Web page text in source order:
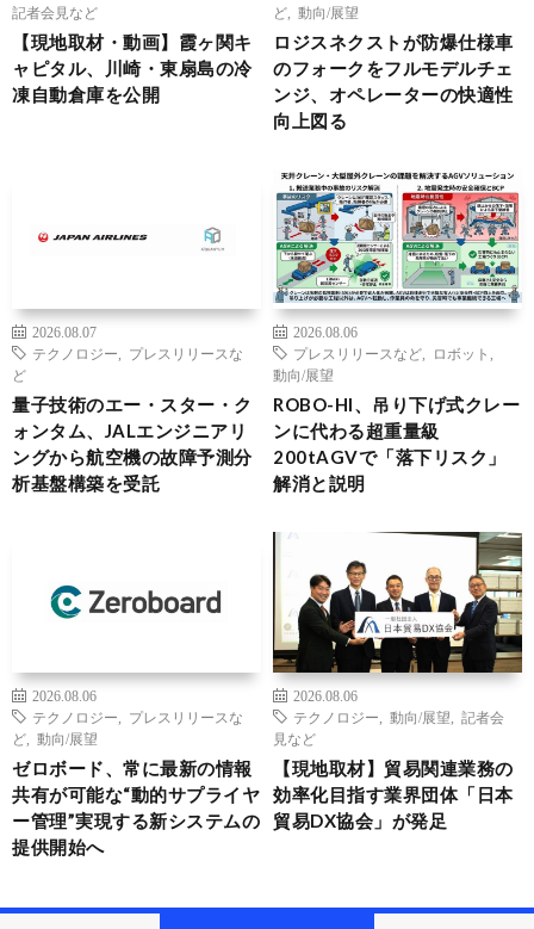
記者会見など
【現地取材・動画】霞ヶ関キ
ャピタル、川崎・東扇島の冷
凍自動倉庫を公開
ど
動向/展望
ロジスネクストが防爆仕様車
のフォークをフルモデルチェ
ンジ、オペレーターの快適性
向上図る
2026.08.07
テクノロジー
プレスリリースな
ど
量子技術のエー・スター・ク
ォンタム、JALエンジニアリ
ングから航空機の故障予測分
析基盤構築を受託
2026.08.06
プレスリリースなど
ロボット
動向/展望
ROBO-HI、吊り下げ式クレー
ンに代わる超重量級
200tAGVで「落下リスク」
解消と説明
2026.08.06
テクノロジー
プレスリリースな
ど
動向/展望
ゼロボード、常に最新の情報
共有が可能な“動的サプライヤ
ー管理”実現する新システムの
提供開始へ
2026.08.06
テクノロジー
動向/展望
記者会
見など
【現地取材】貿易関連業務の
効率化目指す業界団体「日本
貿易DX協会」が発足